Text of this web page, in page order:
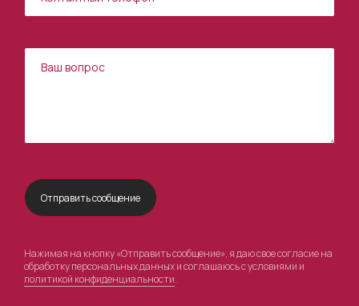
Нажимая на кнопку «Отправить сообщение», я даю свое согласие на
обработку персональных данных и соглашаюсь с условиями и
политикой конфиденциальности.